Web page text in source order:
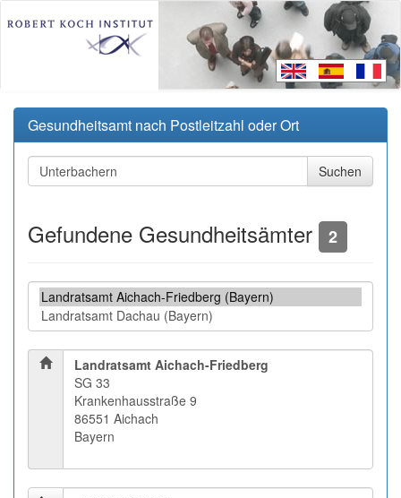
Gesundheitsamt nach Postleitzahl oder Ort
Gefundene Gesundheitsämter 2
Landratsamt Aichach-Friedberg
SG 33
Krankenhausstraße 9
86551 Aichach
Bayern